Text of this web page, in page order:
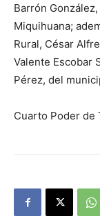
Barrón
Miquihuana;
Rural, César
Valente Escobar
Pérez, del
Cuarto Poder de